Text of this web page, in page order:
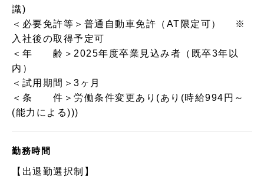
識)
＜必要免許等＞普通自動車免許（AT限定可） ※
入社後の取得予定可
＜年 齢＞2025年度卒業見込み者（既卒3年以
内）
＜試用期間＞3ヶ月
＜条 件＞労働条件変更あり(あり(時給994円～
(能力による)))
勤務時間
【出退勤選択制】